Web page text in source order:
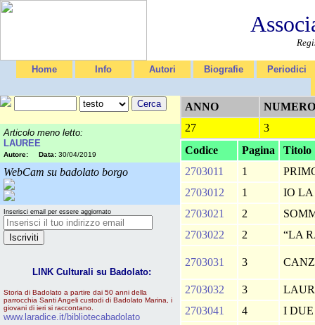
Home Info Autori Biografie Periodici
Articolo meno letto:
LAUREE
Autore: Data: 30/04/2019
WebCam su badolato borgo
Inserisci email per essere aggiornato
LINK Culturali su Badolato:
Storia di Badolato a partire dai 50 anni della
parrocchia Santi Angeli custodi di Badolato Marina, i
giovani di ieri si raccontano.
www.laradice.it/bibliotecabadolato
ANNO
NUMERO
27
3
Codice
Pagina
Titolo
2703011
1
2703012
1
IO LA
2703021
2
2703022
2 “LA
2703031 3
2703032 3
2703041
4 I